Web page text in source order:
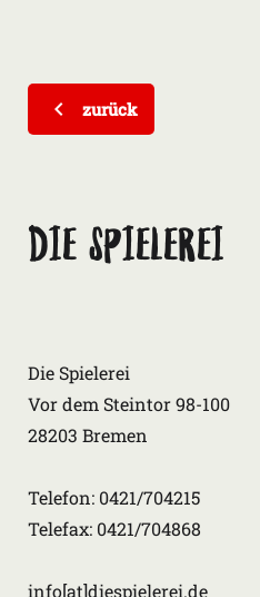
zurück
Die Spielerei
Die Spielerei
Vor dem Steintor 98-100
28203 Bremen
Telefon: 0421/704215
Telefax: 0421/704868
info[at]diespielerei.de